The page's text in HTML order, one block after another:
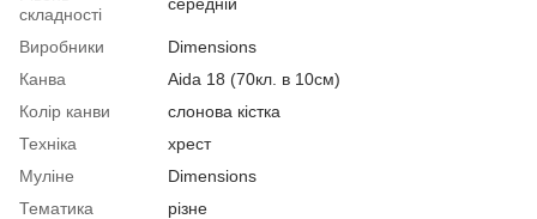
складності
Виробники
Dimensions
Канва
Aida 18 (70кл. в 10см)
Колір канви
слонова кістка
Техніка
хрест
Муліне
Dimensions
Тематика
різне